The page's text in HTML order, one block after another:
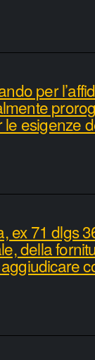
per
esigenze
ex 71 dlgs
della